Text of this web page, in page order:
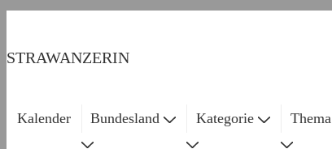
Inhalt
STRAWANZERIN
Kalender Bundesland Kategorie Thema